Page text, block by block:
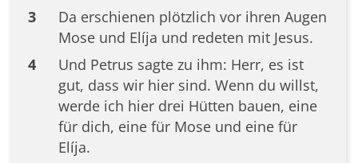
3
Da erschienen plötzlich vor ihren Augen
Mose und Elíja und redeten mit Jesus.
4
Und Petrus sagte zu ihm: Herr, es ist
gut, dass wir hier sind. Wenn du willst,
werde ich hier drei Hütten bauen, eine
für dich, eine für Mose und eine für
Elíja.